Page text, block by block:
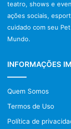
O “pano branco”
causam pequenas
do pescoço,
atacam as unhas
e podem até
Mesmo sem
independente de
de uma micose, o
teatro, shows e
ações sociais,
cuidado com seu
Mundo.
INFORMAÇÕES
Quem Somos
Termos de Uso
Política de